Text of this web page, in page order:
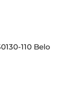
110 Belo